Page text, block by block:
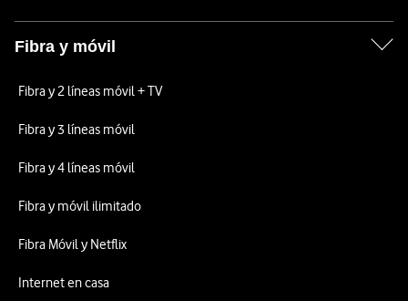
Fibra y móvil
Fibra y 2 líneas móvil + TV
Fibra y 3 líneas móvil
Fibra y 4 líneas móvil
Fibra y móvil ilimitado
Fibra Móvil y Netflix
Internet en casa